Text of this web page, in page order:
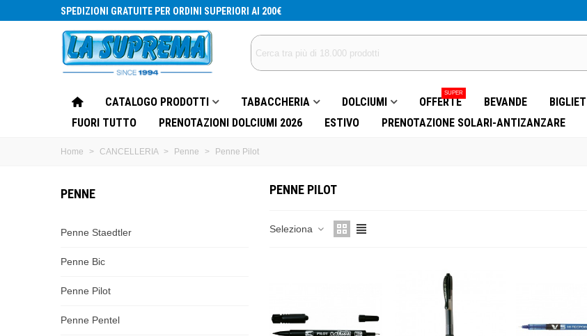
SPEDIZIONI GRATUITE PER ORDINI SUPERIORI AI 200€
CATALOGO PRODOTTI TABACCHERIA DOLCIUMI OFFERTE
SUPER
BEVANDE
FUORI TUTTO
PRENOTAZIONI DOLCIUMI 2026 ESTIVO PRENOTAZIONE SOLARI-ANTIZANZARE
Home > CANCELLERIA > Penne > Penne Pilot
PENNE
Penne Staedtler
Penne Bic
Penne Pilot
Penne Pentel
PENNE PILOT
Seleziona